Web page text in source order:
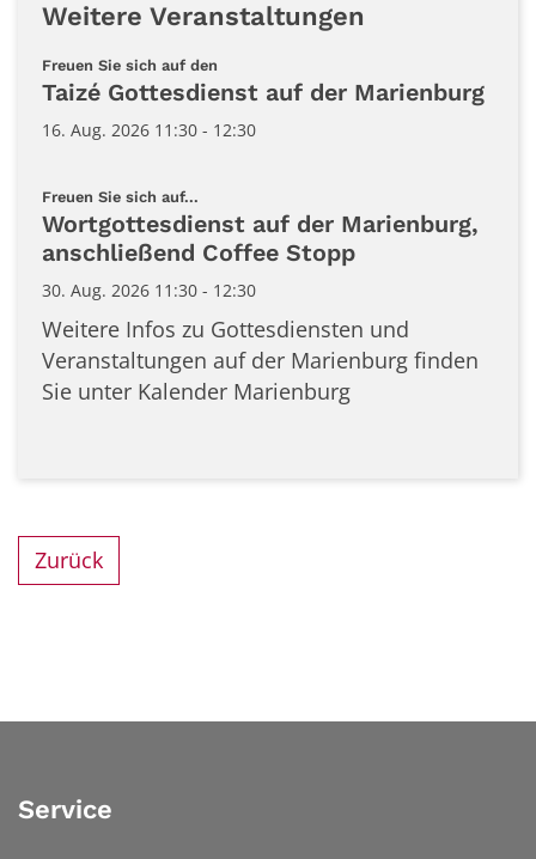
Weitere Veranstaltungen
Freuen Sie sich auf den
Taizé Gottesdienst auf der Marienburg
16. Aug. 2026 11:30 - 12:30
Freuen Sie sich auf...
Wortgottesdienst auf der Marienburg,
anschließend Coffee Stopp
30. Aug. 2026 11:30 - 12:30
Weitere Infos zu Gottesdiensten und
Veranstaltungen auf der Marienburg finden
Sie unter Kalender Marienburg
Zurück
Service